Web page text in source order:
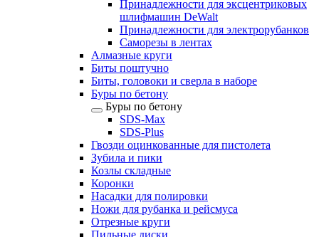
Принадлежности для эксцентриковых
шлифмашин DeWalt
Принадлежности для электрорубанков
Саморезы в лентах
Алмазные круги
Биты поштучно
Биты, головоки и сверла в наборе
Буры по бетону
Буры по бетону
SDS-Max
SDS-Plus
Гвозди оцинкованные для пистолета
Зубила и пики
Козлы складные
Коронки
Насадки для полировки
Ножи для рубанка и рейсмуса
Отрезные круги
Пильные диски